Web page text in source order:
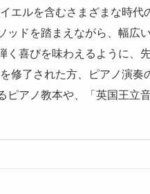
エルを含むさまざまな時代
ドを踏まえながら、幅広
喜びを味わえるように、
修了された方、ピアノ演奏
アノ教本や、「英国王立